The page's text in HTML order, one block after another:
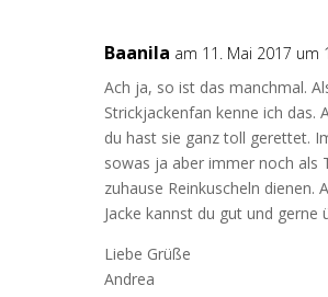
Baanila am 11. Mai 2017 um
Ach ja, so ist das manchmal.
Strickjackenfan kenne ich das.
du hast sie ganz toll gerettet.
sowas ja aber immer noch als
zuhause Reinkuscheln dienen.
Jacke kannst du gut und gerne
Liebe Grüße
Andrea